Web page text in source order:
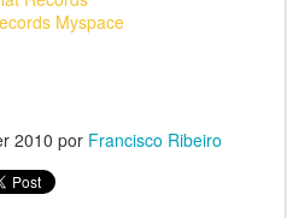
Myspace
2010 por Francisco Ribeiro